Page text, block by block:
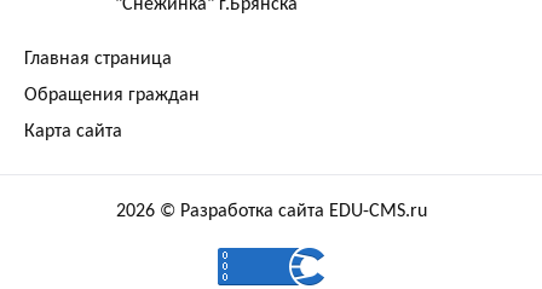
"Снежинка" г.Брянска
Главная страница
Обращения граждан
Карта сайта
2026 © Разработка сайта EDU-CMS.ru